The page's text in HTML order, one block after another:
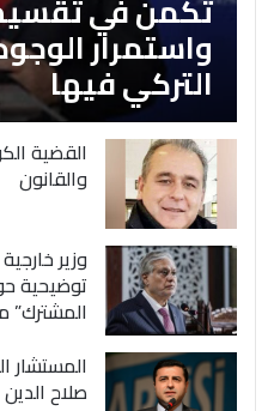
واستمرار
التركي فيها
القضية
والقانون
وزير
توضيحية
المشترك”
المستشار
صلاح